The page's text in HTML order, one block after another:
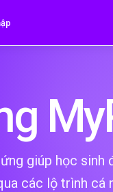
giúp học sinh
các lộ trình cá